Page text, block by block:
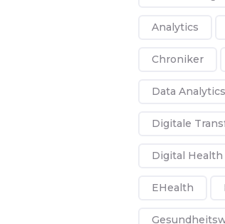
Analytics
Chroniker
Data Analytics
Digitale
Digital Health
EHealth